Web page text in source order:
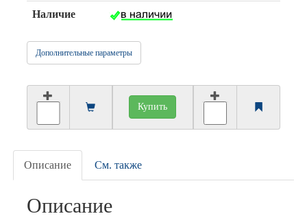
Наличие
Дополнительные параметры
Купить
Описание См. также
Описание